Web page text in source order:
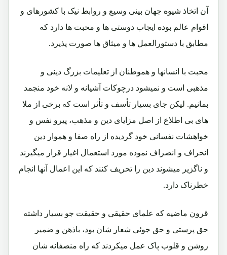
آن اتخاذ شیوه جهان بینی وسیع و روابط نیک با کشورهای و
اقوام عالم بوده ایجاب دوستی ها و محبت ها دارد که
مطابق با دستورالعمل ها و میثاق ها صورت پذیرد.
محبت با انسانها و هموطنان از تعلیمات بزرگ دینی و
مذهبی است و نمیشود درچوکات آشیانه و لانه خود منجمد
بمانیم. لیکن جای بسیار تأسف و تأثر است که برخی از ملا
های بی اطلاع از اصل مزایای دین و مذهب، پیرو نفس و
خواهشات نفسانی خود گردیده از راه صفا و هموار دین
انحراف و انصراف نموده مورد استعمال اغیار قرار میگیرند
و ناگزیر میشوند دین را تحریف کنند که این اعمال آنها انجام
خطرناک دارد.
قرون ماضیه که علمای حقیقی و حقیقت جو بسیار داشته
حق پرستی و حق جوئی شعار شان بود، باذهن و ضمیر
روشن و قلوب پاک عمل میکردند که راه منصفانه شان